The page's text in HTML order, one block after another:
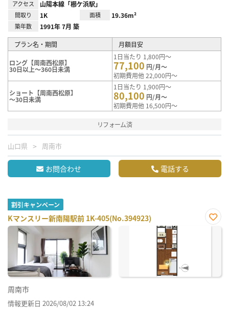
アクセス 山陽本線「櫛ケ浜駅」
間取り 1K 面積 19.36m²
築年数 1991年 7月 築
プラン名・期間 月額目安
ロング【周南西松原】
30日以上～360日未満
1日当たり 1,800円～
77,100 円/月～
初期費用他 22,000円～
ショート【周南西松原】
～30日未満
1日当たり 1,900円～
80,100 円/月～
初期費用他 16,500円～
リフォーム済
山口県 周南市
お問合わせ 電話する
割引キャンペーン
Kマンスリー新南陽駅前 1K-405(No.394923)
お気
周南市
情報更新日 2026/08/02 13:24